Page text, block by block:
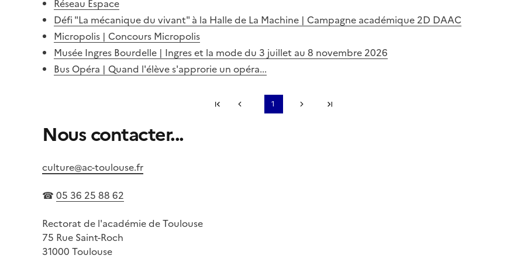
Réseau Espace
Défi "La mécanique du vivant" à la Halle de La Machine | Campagne académique 2D DAAC
Micropolis | Concours Micropolis
Musée Ingres Bourdelle | Ingres et la mode du 3 juillet au 8 novembre 2026
Bus Opéra | Quand l'élève s'approrie un opéra...
Première page1
Page suivanteDernière page
S'abonner à Accordéon
Nous contacter...
culture@ac-toulouse.fr
☎ 05 36 25 88 62
Rectorat de l'académie de Toulouse
75 Rue Saint-Roch
31000 Toulouse